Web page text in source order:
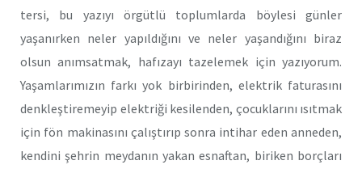
tersi, bu yazıyı örgütlü toplumlarda böylesi günler
yaşanırken neler yapıldığını ve neler yaşandığını biraz
olsun anımsatmak, hafızayı tazelemek için yazıyorum.
Yaşamlarımızın farkı yok birbirinden, elektrik faturasını
denkleştiremeyip elektriği kesilenden, çocuklarını ısıtmak
için fön makinasını çalıştırıp sonra intihar eden anneden,
kendini şehrin meydanın yakan esnaftan, biriken borçları